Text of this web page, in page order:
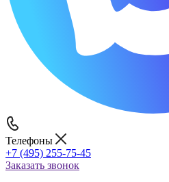
Телефоны
+7 (495) 255-75-45
Заказать звонок